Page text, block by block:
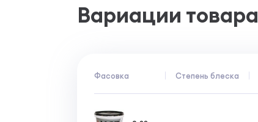
Вариации товара
Фасовка Степень блеска